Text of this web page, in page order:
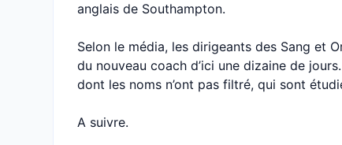
anglais de Southampton.
Selon le média, les dirigeants des Sang et
du nouveau coach d’ici une dizaine de
dont les noms n’ont pas filtré, qui sont
A suivre.